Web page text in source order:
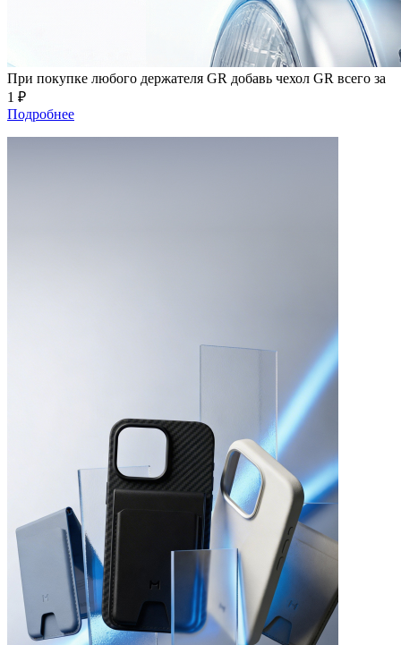
При покупке любого держателя GR добавь чехол GR всего за
1 ₽
Подробнее